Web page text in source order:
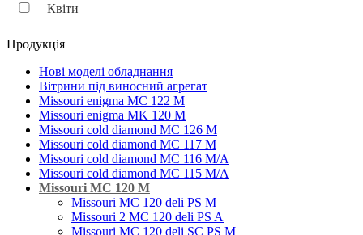
Квіти
Продукція
Нові моделі обладнання
Вітрини під виносний агрегат
Missouri enigma MC 122 M
Missouri enigma MK 120 M
Missouri cold diamond MC 126 M
Missouri cold diamond MC 117 M
Missouri cold diamond MC 116 M/A
Missouri cold diamond MC 115 M/A
Missouri MC 120 M
Missouri MC 120 deli PS M
Missouri 2 MC 120 deli PS A
Missouri MC 120 deli SC PS M